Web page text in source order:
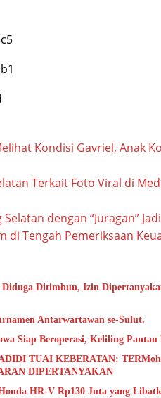
Kondisi Gavriel, Anak
Terkait Foto Viral di
dengan “Juragan”
di Tengah Pemeriksaan
Ditimbun, Izin
Antarwartawan se-Sulut.
Siap Beroperasi, Keliling Pantau
TUAI KEBERATAN:
DIPERTANYAKAN
HR-V Rp130 Juta yang